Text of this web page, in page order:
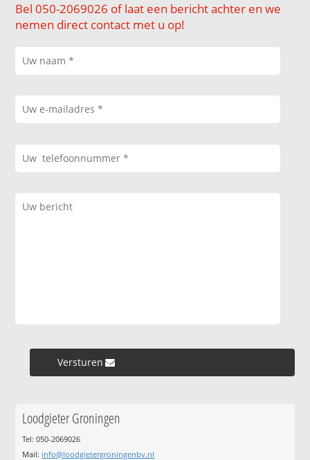
Bel 050-2069026 of laat een bericht achter en we
nemen direct contact met u op!
Versturen »
Loodgieter Groningen
Tel: 050-2069026
Mail: info@loodgietergroningenbv.nl